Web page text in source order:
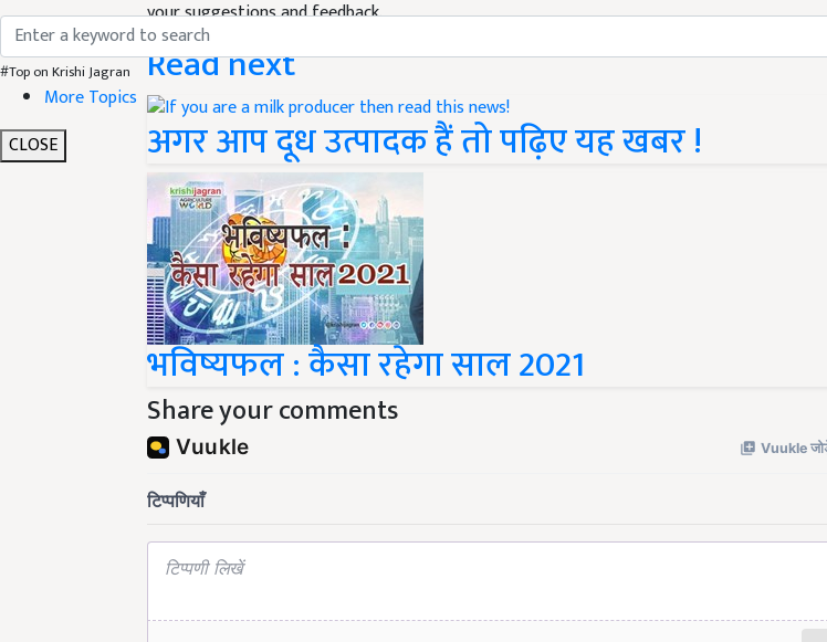
#Top on Krishi Jagran
More Topics
CLOSE
your suggestions and feedback.
Read next
अगर आप दूध उत्पादक हैं तो पढ़िए यह खबर !
भविष्यफल : कैसा रहेगा साल 2021
Share your comments